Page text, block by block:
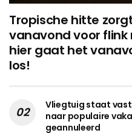
Tropische hitte
vanavond voor flink
hier gaat het
los!
Vliegtuig staat
naar populaire
geannuleerd